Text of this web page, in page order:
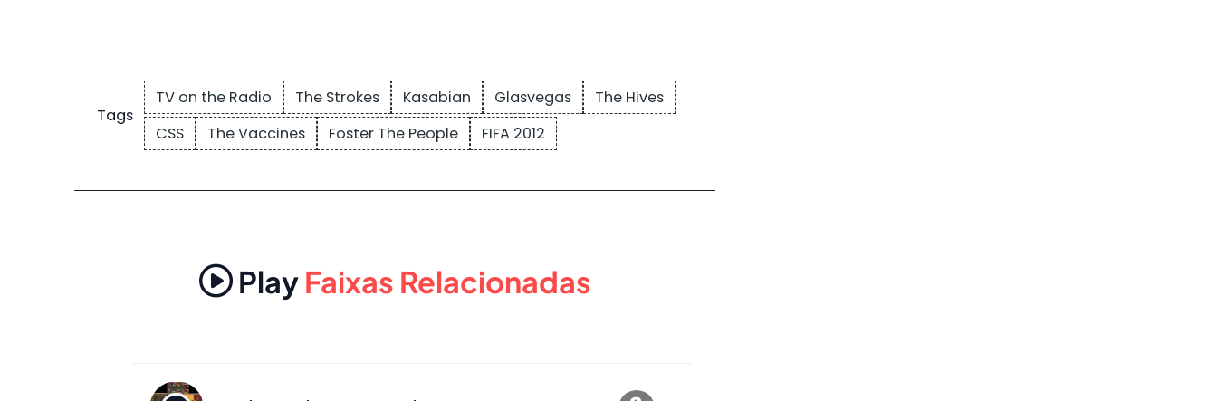
Tags
TV on the Radio The Strokes Kasabian Glasvegas
The Hives
CSS
The Vaccines Foster The People FIFA 2012
PlayFaixas Relacionadas